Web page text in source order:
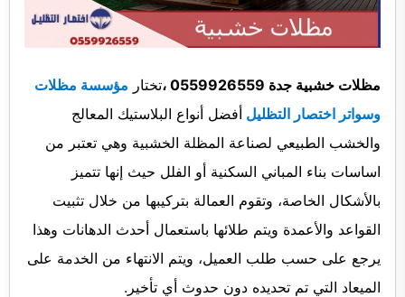
مظلات خشبية جدة 0559926559 ، تختار مؤسسة مظلات
وسواتر اختصار التظليل أفضل أنواع البلاستيك المعالج
والخشب الطبيعي لصناعة المظلة الخشبية وهي تعتبر من
اساسات بناء المباني السكنية أو الفلل حيث إنها تتميز
بالأشكال الخاصة، وتقوم العمالة بتركيبها من خلال تثبيت
القواعد والأعمدة ويتم طلائها باستعمال أحدث الدهانات وهذا
يرجع على حسب طلب العميل، ويتم الانتهاء من الخدمة على
الميعاد التي تم تحديده دون حدوث أي تأخير.